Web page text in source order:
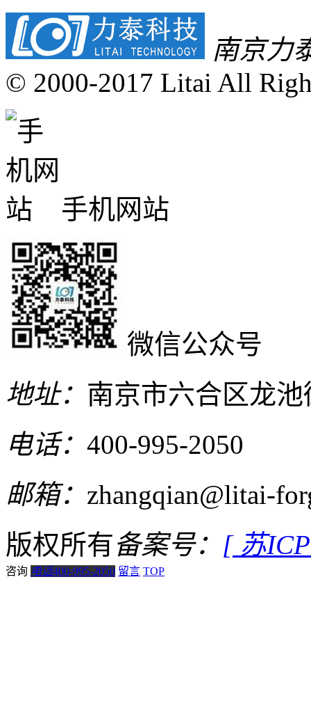
南京力
© 2000-2017 Litai All
手机网站
微信公众号
地址： 南京市六合区龙
电话： 400-995-2050
邮箱： zhangqian@litai-
版权所有备案号： [ 苏
咨询 电话400-995-2050 留言 TOP